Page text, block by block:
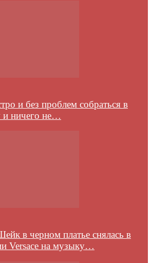
и без проблем собраться в
и ничего не…
в черном платье снялась в
Versace на музыку…